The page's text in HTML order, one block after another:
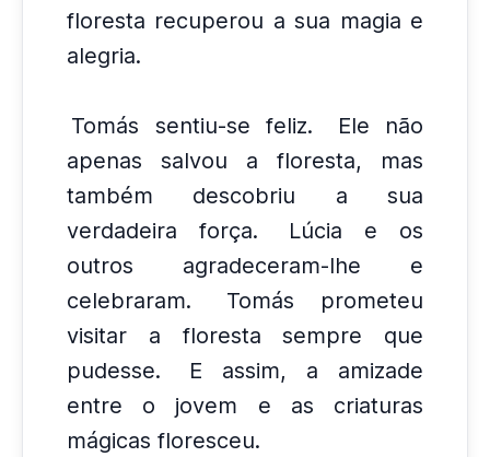
floresta recuperou a sua magia e
alegria.
Tomás sentiu-se feliz.
Ele não
apenas salvou a floresta, mas
também descobriu a sua
verdadeira força.
Lúcia e os
outros agradeceram-lhe e
celebraram.
Tomás prometeu
visitar a floresta sempre que
pudesse.
E assim, a amizade
entre o jovem e as criaturas
mágicas floresceu.